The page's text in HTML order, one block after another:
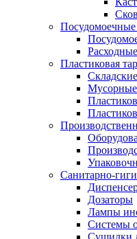
Пластиковая
Санитарно-
Дозаторы
Лампы
Системы
Сушилки